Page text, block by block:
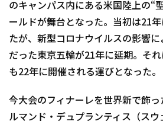
のキャンパス内にある米国陸上の“
ールドが舞台となった。当初は21
たが、新型コロナウイルスの影響
だった東京五輪が21年に延期。そ
も22年に開催される運びとなった。
今大会のフィナーレを世界新で飾
ルマンド・デュプランティス（ス